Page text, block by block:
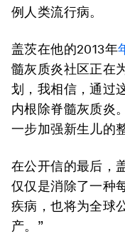
例人类流行病。
盖茨在他的2013年
髓灰质炎社区正在
划，我相信，通过
内根除脊髓灰质炎
一步加强新生儿的
在公开信的最后，
仅仅是消除了一种
疾病，也将为全球
产。”